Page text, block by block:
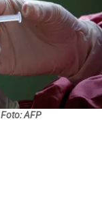
Foto: AFP